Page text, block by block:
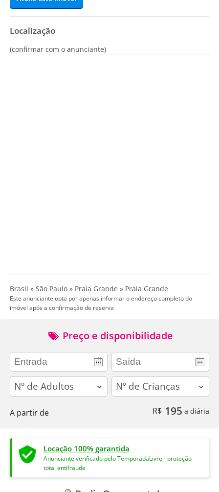
Localização
(confirmar com o anunciante)
Brasil » São Paulo » Praia Grande » Praia Grande
Este anunciante opta por apenas informar o endereço completo do
imóvel após a confirmação de reserva
Preço e disponibilidade
adults children
A partir de R$ 195 a diária
Locação 100% garantida
Anunciante verificado pelo TemporadaLivre - proteção
total antifraude